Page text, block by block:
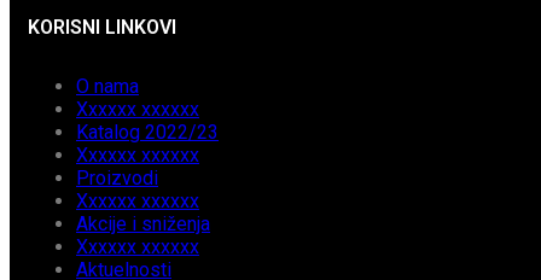
KORISNI LINKOVI
O nama
Xxxxxx xxxxxx
Katalog 2022/23
Xxxxxx xxxxxx
Proizvodi
Xxxxxx xxxxxx
Akcije i sniženja
Xxxxxx xxxxxx
Aktuelnosti